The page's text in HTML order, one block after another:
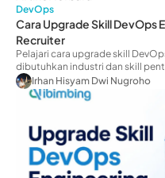
DevOps
Cara Upgrade Skill DevOps
Recruiter
Pelajari cara upgrade skill
dibutuhkan industri dan skill
Irhan Hisyam Dwi Nugroho